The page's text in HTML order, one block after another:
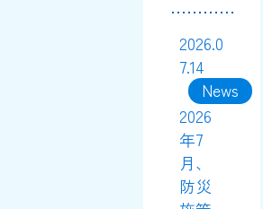
2026.0
7.14
News
2026
年7
月、
防災